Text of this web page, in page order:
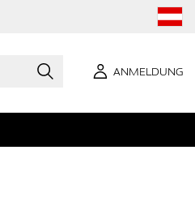
ANMELDUNG